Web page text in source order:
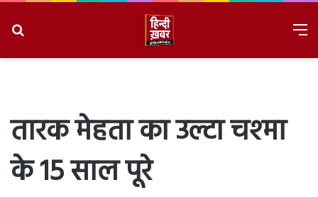
तारक मेहता का उल्टा चश्मा
के 15 साल पूरे